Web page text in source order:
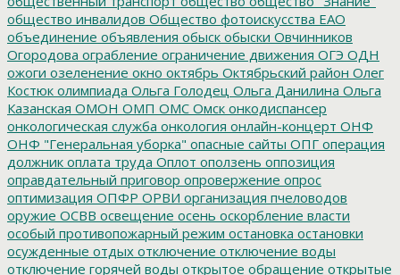
общество инвалидов Общество фотоискусства ЕАО
объединение объявления обыск обыски Овчинников
Огородова ограбление ограничение движения ОГЭ ОДН
ожоги озеленение окно октябрь Октябрьский район Олег
Костюк олимпиада Ольга Голодец Ольга Данилина Ольга
Казанская ОМОН ОМП ОМС Омск онкодиспансер
онкологическая служба онкология онлайн-концерт ОНФ
ОНФ "Генеральная уборка" опасные сайты ОПГ операция
должник оплата труда Оплот оползень оппозиция
оправдательный приговор опровержение опрос
оптимизация ОПФР ОРВИ организация пчеловодов
оружие ОСВВ освещение осень оскорбление власти
особый противопожарный режим остановка остановки
осужденные отдых отключение отключение воды
отключение горячей воды открытое обращение открытые